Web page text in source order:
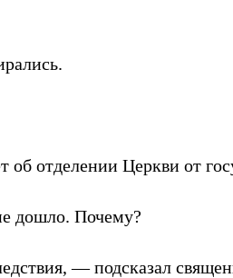
отделении Церкви от
дошло. Почему?
— подсказал